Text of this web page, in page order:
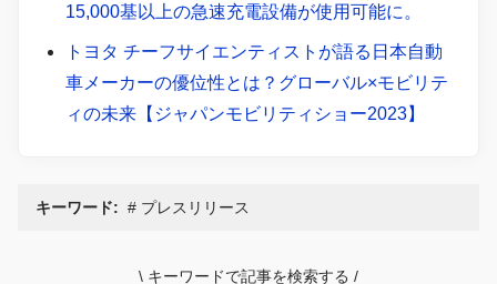
15,000基以上の急速充電設備が使用可能に。
トヨタ チーフサイエンティストが語る日本自動
車メーカーの優位性とは？グローバル×モビリテ
ィの未来【ジャパンモビリティショー2023】
キーワード: プレスリリース
\ キーワードで記事を検索する /